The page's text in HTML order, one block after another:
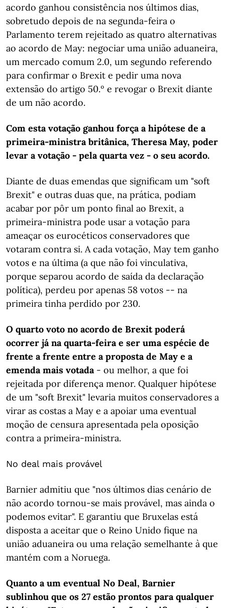
acordo ganhou consistência nos últimos dias,
sobretudo depois de na segunda-feira o
Parlamento terem rejeitado as quatro alternativas
ao acordo de May: negociar uma união aduaneira,
um mercado comum 2.0, um segundo referendo
para confirmar o Brexit e pedir uma nova
extensão do artigo 50.º e revogar o Brexit diante
de um não acordo.
Com esta votação ganhou força a hipótese de a
primeira-ministra britânica, Theresa May, poder
levar a votação - pela quarta vez - o seu acordo.
Diante de duas emendas que significam um "soft
Brexit" e outras duas que, na prática, podiam
acabar por pôr um ponto final ao Brexit, a
primeira-ministra pode usar a votação para
ameaçar os eurocéticos conservadores que
votaram contra si. A cada votação, May tem ganho
votos e na última (a que não foi vinculativa,
porque separou acordo de saída da declaração
política), perdeu por apenas 58 votos -- na
primeira tinha perdido por 230.
O quarto voto no acordo de Brexit poderá
ocorrer já na quarta-feira e ser uma espécie de
frente a frente entre a proposta de May e a
emenda mais votada- ou melhor, a que foi
rejeitada por diferença menor. Qualquer hipótese
de um "soft Brexit" levaria muitos conservadores a
virar as costas a May e a apoiar uma eventual
moção de censura apresentada pela oposição
contra a primeira-ministra.
No deal mais provável
Barnier admitiu que "nos últimos dias cenário de
não acordo tornou-se mais provável, mas ainda o
podemos evitar". E garantiu que Bruxelas está
disposta a aceitar que o Reino Unido fique na
união aduaneira ou uma relação semelhante à que
mantém com a Noruega.
Quanto a um eventual No Deal, Barnier
sublinhou que os 27 estão prontos para qualquer